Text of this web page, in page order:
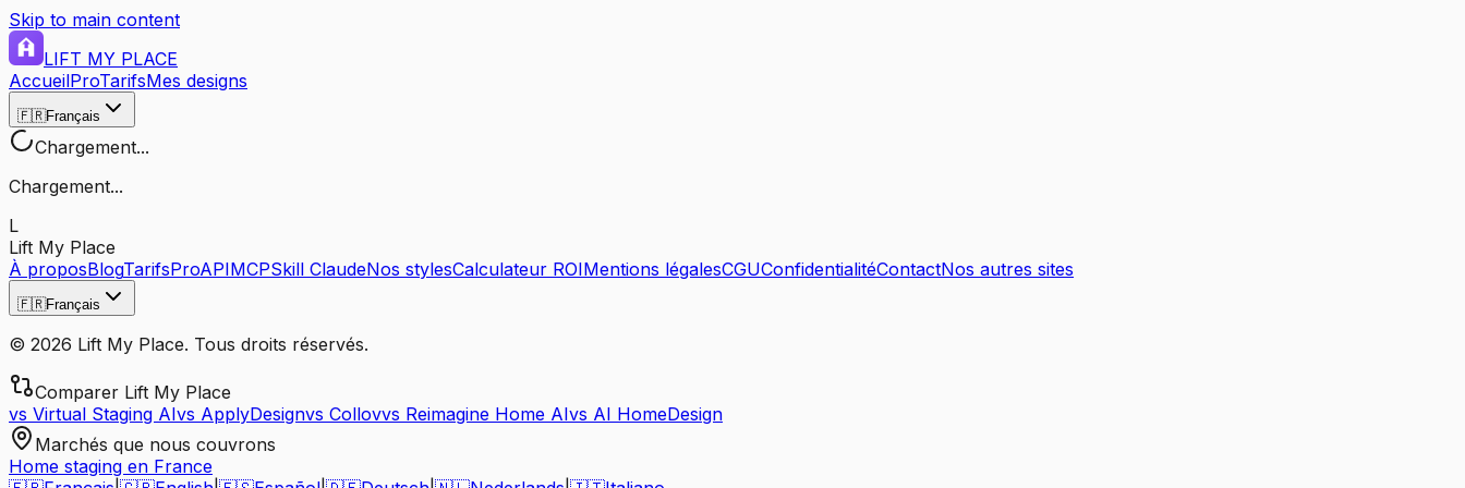
Skip to main content
LIFT MY PLACE
AccueilProTarifsMes designs
🇫🇷Français
Chargement...
Chargement...
L
Lift My Place
À proposBlogTarifsProAPIMCPSkill ClaudeNos stylesCalculateur ROIMentions légalesCGUConfidentialitéContactNos autres sites
🇫🇷Français
© 2026 Lift My Place. Tous droits réservés.
Comparer Lift My Place
vs Virtual Staging AIvs ApplyDesignvs Collovvs Reimagine Home AIvs AI HomeDesign
Marchés que nous couvrons
Home staging en France